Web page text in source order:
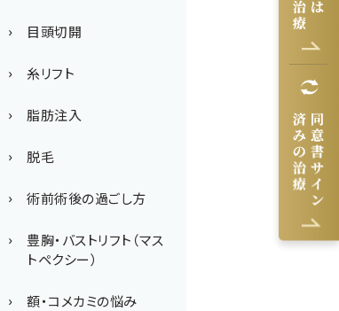
目頭切開
糸リフト
脂肪注入
脱毛
術前術後の過ごし方
豊胸・バストリフト（マス
トペクシー）
額・コメカミの悩み